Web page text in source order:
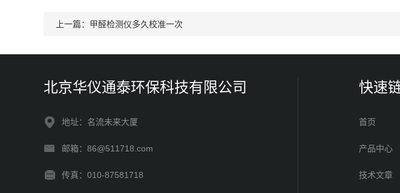
上一篇： 甲醛检测仪多久校准一次
北京华仪通泰环保科技有限公司
地址：名流未来大厦
邮箱：86@511718.com
传真：010-87581718
快速
首页
产品中心
技术文章